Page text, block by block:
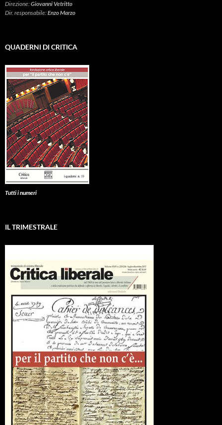
Direzione:Giovanni Vetritto
Dir. responsabile:Enzo Marzo
QUADERNI DI CRITICA
Tutti i numeri
IL TRIMESTRALE